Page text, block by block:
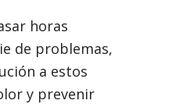
horas
de problemas,
a estos
y prevenir